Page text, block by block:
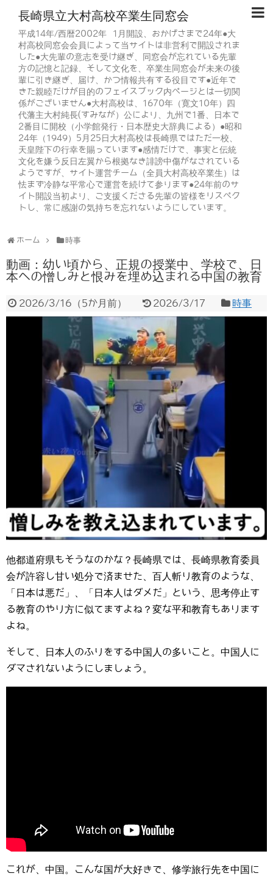
長崎県立大村高校卒業生同窓会
平成14年/西暦2002年 1月開設、おかげさまで24年●大
村高校同窓会会員によって当サイトは非営利で開設されま
した●大先輩の意志を受け継ぎ、同窓会が忘れている先輩
方の記憶と記録、そして文化を、卒業生同窓会が未来の後
輩に引き継ぎ、届け、かつ情報共有する役目です●近年で
きた親睦だけが目的のフェイスブック内ページとは一切関
係がございません●大村高校は、1670年（寛文10年）四
代藩主大村純長(すみなが）公により、九州で1番、日本で
2番目に開校（小学館発行・日本歴史大辞典による）●昭和
24年（1949）5月25日大村高校は長崎県ではただ一校、
天皇陛下の行幸を賜っています●感情だけで、事実と伝統
文化を嫌う反日左翼から根拠なき誹謗中傷がなされている
ようですが、サイト運営チーム（全員大村高校卒業生）は
怯まず冷静な平常心で運営を続けて参ります●24年前のサ
イト開設当初より、ご支援くださる先輩の皆様をリスペク
トし、常に感謝の気持ちを忘れないようにしています。
ホーム 時事
動画：幼い頃から、正規の授業中、学校で、日
本への憎しみと恨みを埋め込まれる中国の教育
2026/3/16 （5か月前） 2026/3/17 時事
他都道府県もそうなのかな？長崎県では、長崎県教育委員
会が許容し甘い処分で済ませた、百人斬り教育のような、
「日本は悪だ」、「日本人はダメだ」という、思考停止す
る教育のやり方に似てますよね？変な平和教育もあります
よね。
そして、日本人のふりをする中国人の多いこと。中国人に
ダマされないようにしましょう。
これが、中国。こんな国が大好きで、修学旅行先を中国に